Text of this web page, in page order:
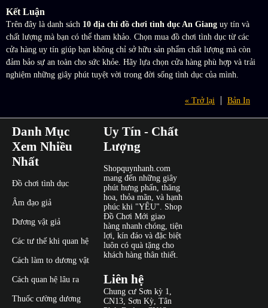
Kết Luận
Trên đây là danh sách 10 địa chỉ đồ chơi tình dục An Giang uy tín và
chất lượng mà bạn có thể tham khảo. Chọn mua đồ chơi tình dục từ các
cửa hàng uy tín giúp bạn không chỉ sở hữu sản phẩm chất lượng mà còn
đảm bảo sự an toàn cho sức khỏe. Hãy lựa chọn cửa hàng phù hợp và trải
nghiệm những giây phút tuyệt vời trong đời sống tình dục của mình.
Bản In
« Trở lại
Danh Mục
Xem Nhiều
Nhất
Đồ chơi tình dục
Âm đạo giả
Dương vật giả
Các tư thế khi quan hệ
Cách làm to dương vật
Cách quan hệ lâu ra
Thuốc cường dương
Uy Tín - Chất
Lượng
Shopquynhanh.com
mang đến những giây
phút hưng phấn, thăng
hoa, thỏa mãn, và hạnh
phúc khi "YÊU". Shop
Đồ Chơi Mới giao
hàng nhanh chóng, tiện
lợi, kín đáo và đặc biệt
luôn có quà tặng cho
khách hàng thân thiết.
Liên hệ
Chung cư Sơn kỳ 1,
CN13, Sơn Kỳ, Tân